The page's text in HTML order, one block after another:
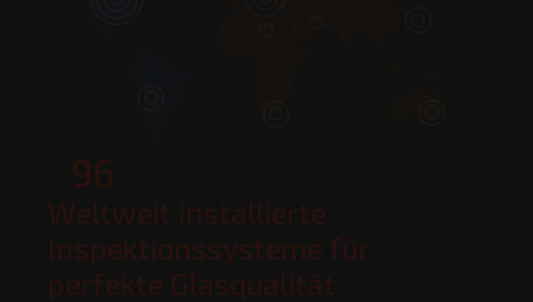
268
Weltweit installierte
Inspektionssysteme für
perfekte Glasqualität